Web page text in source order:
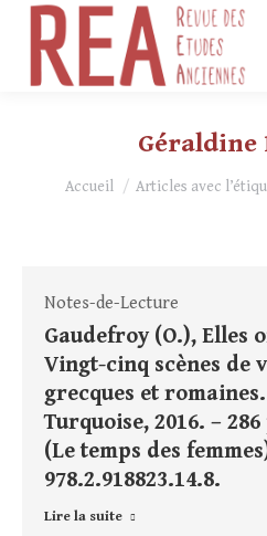
Géraldine
Vous êtes ici :
Accueil Articles avec
Notes-de-Lecture
Gaudefroy (O.), Elles
Vingt-cinq scènes de
grecques et
Turquoise, 2016. –
(Le temps des
978.2.918823.14.8.
Lire la suite